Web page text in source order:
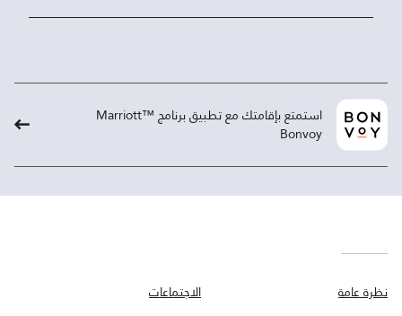
استمتع بإقامتك مع تطبيق برنامج ™Marriott
Bonvoy
نظرة عامة
الاجتماعات